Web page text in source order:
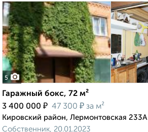
5
Гаражный бокс, 72 м²
3 400 000 ₽ 47 300 ₽ за м²
Кировский район, Лермонтовская 233А
Собственник, 20.01.2023